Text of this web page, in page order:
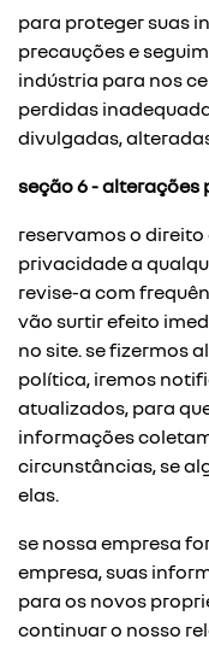
para proteger suas
precauções e
indústria para nos
perdidas
divulgadas,
seção 6 -
reservamos o
privacidade a
revise-a com
vão surtir efeito
no site. se fizermos
política, iremos
atualizados, para
informações
circunstâncias, se
elas.
se nossa empresa
empresa, suas
para os novos
continuar o nosso